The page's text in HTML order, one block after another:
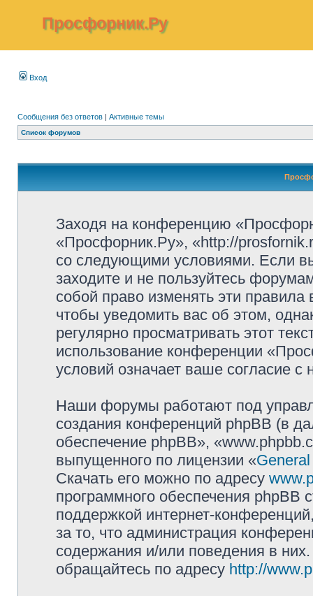
Просфорник.Ру
Вход
Сообщения без ответов | Активные темы
Список форумов
Заходя на конференцию
«Просфорник.Ру», «http://
со следующими условиями. Если
заходите и не пользуйтесь
собой право изменять эти
чтобы уведомить вас об этом,
регулярно просматривать этот
использование конференции
условий означает ваше согласие с
Наши форумы работают под
создания конференций phpBB (в
обеспечение phpBB»,
выпущенного по лицензии «
Скачать его можно по адресу
программного обеспечения phpBB
поддержкой интернет-
за то, что администрация
содержания и/или поведения в
обращайтесь по адресу http://